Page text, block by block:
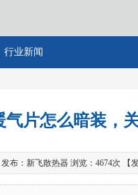
行业新闻
气片怎么暗装，
发布：新飞散热器 浏览：4674次 【